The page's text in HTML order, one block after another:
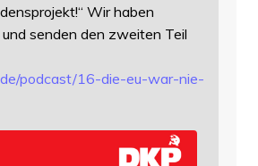
Wir haben
senden den zweiten Teil
podcast/16-die-eu-war-nie-